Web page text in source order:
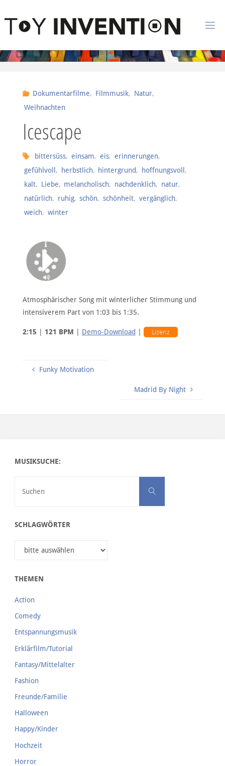
O
Y
Dokumentarfilme, Filmmusik, Natur,
Weihnachten
Icescape
bittersüss, einsam, eis, erinnerungen,
gefühlvoll , herbstlich, hintergrund, hoffnungsvoll ,
kalt, Liebe, melancholisch, nachdenklich, natur,
natürlich, ruhig, schön, schönheit, vergänglich,
weich, winter
Atmosphärischer Song mit winterlicher Stimmung und
intensiverem Part von 1:03 bis 1:35.
2:15 121 BPM Demo-Download Lizenz
Funky Motivation
Madrid By Night
MUSIKSUCHE:
Suchen
SCHLAGWÖRTER
THEMEN
Action
Comedy
Entspannungsmusik
Erklärfilm/Tutorial
Fantasy/Mittelalter
Fashion
Freunde/Familie
Halloween
Happy/Kinder
Hochzeit
Horror